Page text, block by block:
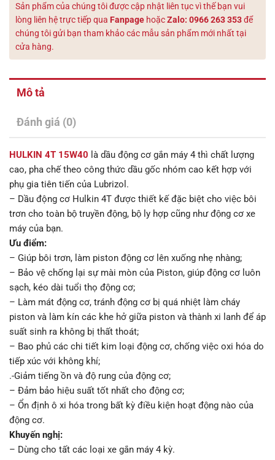
Sản phẩm của chúng tôi được cập nhật liên tục vì thế bạn vui
lòng liên hệ trực tiếp qua Fanpage hoặcZalo: 0966 263 353để
chúng tôi gửi bạn tham khảo các mẫu sản phẩm mới nhất tại
cửa hàng.
Mô tả
Đánh giá (0)
HULKIN 4T 15W40 là dầu động cơ gắn máy 4 thì chất lượng
cao, pha chế theo công thức dầu gốc nhóm cao kết hợp với
phụ gia tiên tiến của Lubrizol.
– Dầu động cơ Hulkin 4T được thiết kế đặc biệt cho việc bôi
trơn cho toàn bộ truyền động, bộ ly hợp cũng như động cơ xe
máy của bạn.
Ưu điểm:
– Giúp bôi trơn, làm piston động cơ lên xuống nhẹ nhàng;
– Bảo vệ chống lại sự mài mòn của Piston, giúp động cơ luôn
sạch, kéo dài tuổi thọ động cơ;
– Làm mát động cơ, tránh động cơ bị quá nhiệt làm cháy
piston và làm kín các khe hở giữa piston và thành xi lanh để áp
suất sinh ra không bị thất thoát;
– Bao phủ các chi tiết kim loại động cơ, chống việc oxi hóa do
tiếp xúc với không khí;
.-Giảm tiếng ồn và độ rung của động cơ;
– Đảm bảo hiệu suất tốt nhất cho động cơ;
– Ổn định ô xi hóa trong bất kỳ điều kiện hoạt động nào của
động cơ.
Khuyến nghị:
– Dùng cho tất các loại xe gắn máy 4 kỳ.